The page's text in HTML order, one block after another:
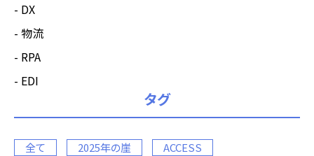
DX
物流
RPA
EDI
タグ
全て 2025年の崖
ACCESS